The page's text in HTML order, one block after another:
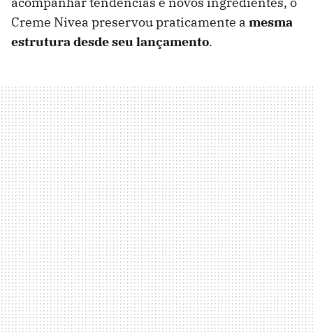
Creme Nivea preservou praticamente a mesma
estrutura desde seu lançamento.